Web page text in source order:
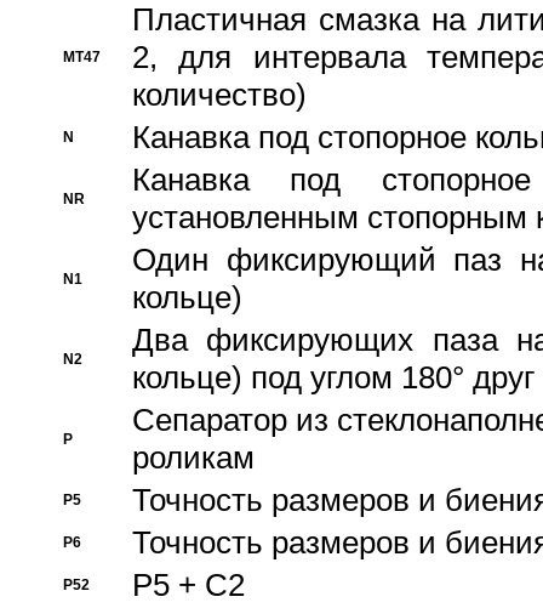
MT47
Пластичная смазка на
2, для интервала
количество)
N Канавка под стопорное
NR
Канавка под
установленным стопорным
N1
Один фиксирующий паз
кольце)
N2
Два фиксирующих паза
кольце) под углом 180° друг
P
Cепаратор из
роликам
P5 Точность размеров и
P6 Точность размеров и
P52 P5 + C2